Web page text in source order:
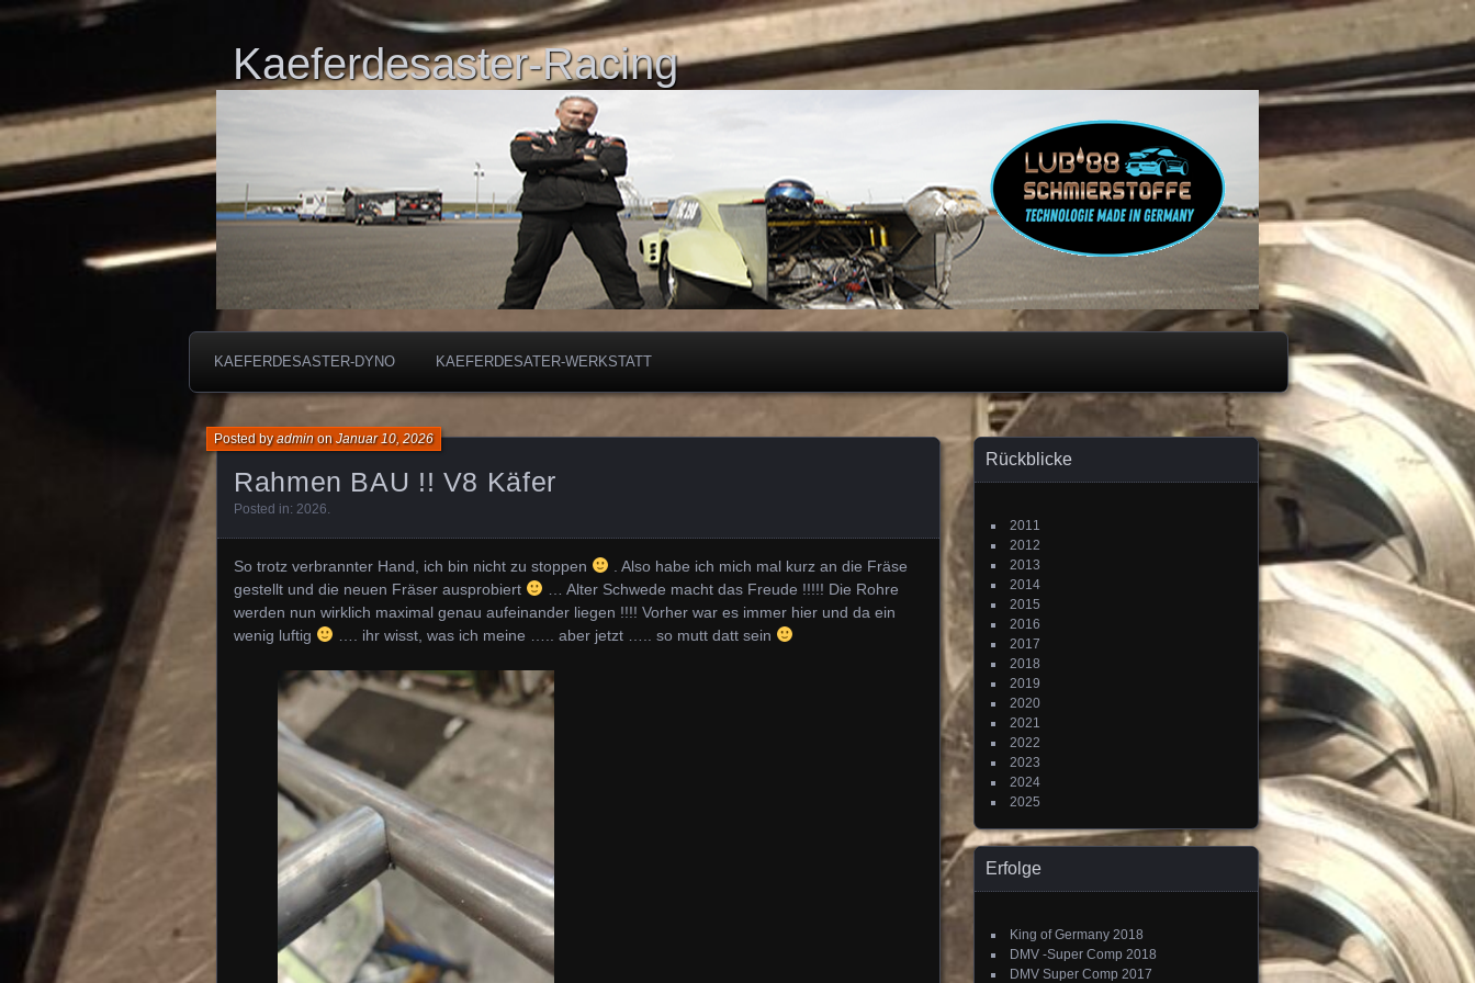
Kaeferdesaster-Racing
KAEFERDESASTER-DYNO KAEFERDESATER-WERKSTATT
Rahmen BAU !! V8 Käfer
Posted byadminonJanuar 10, 2026
Posted in: 2026.
So trotz verbrannter Hand, ich bin nicht zu stoppen
. Also habe ich mich mal kurz an die Fräse
gestellt und die neuen Fräser ausprobiert
… Alter Schwede macht das Freude !!!!! Die Rohre
werden nun wirklich maximal genau aufeinander liegen !!!! Vorher war es immer hier und da ein
wenig luftig
…. ihr wisst, was ich meine ….. aber jetzt ….. so mutt datt sein
Rückblicke
2011
2012
2013
2014
2015
2016
2017
2018
2019
2020
2021
2022
2023
2024
2025
Erfolge
King of Germany 2018
DMV -Super Comp 2018
DMV Super Comp 2017